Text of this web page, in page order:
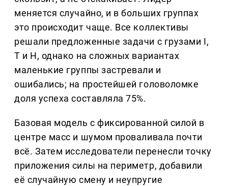
меняется случайно, и в больших группах
это происходит чаще. Все коллективы
решали предложенные задачи с грузами I,
T и H, однако на сложных вариантах
маленькие группы застревали и
ошибались; на простейшей головоломке
доля успеха составляла 75%.
Базовая модель с фиксированной силой в
центре масс и шумом проваливала почти
всё. Затем исследователи перенесли точку
приложения силы на периметр, добавили
её случайную смену и неупругие